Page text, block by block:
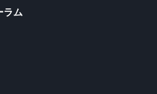
ラム